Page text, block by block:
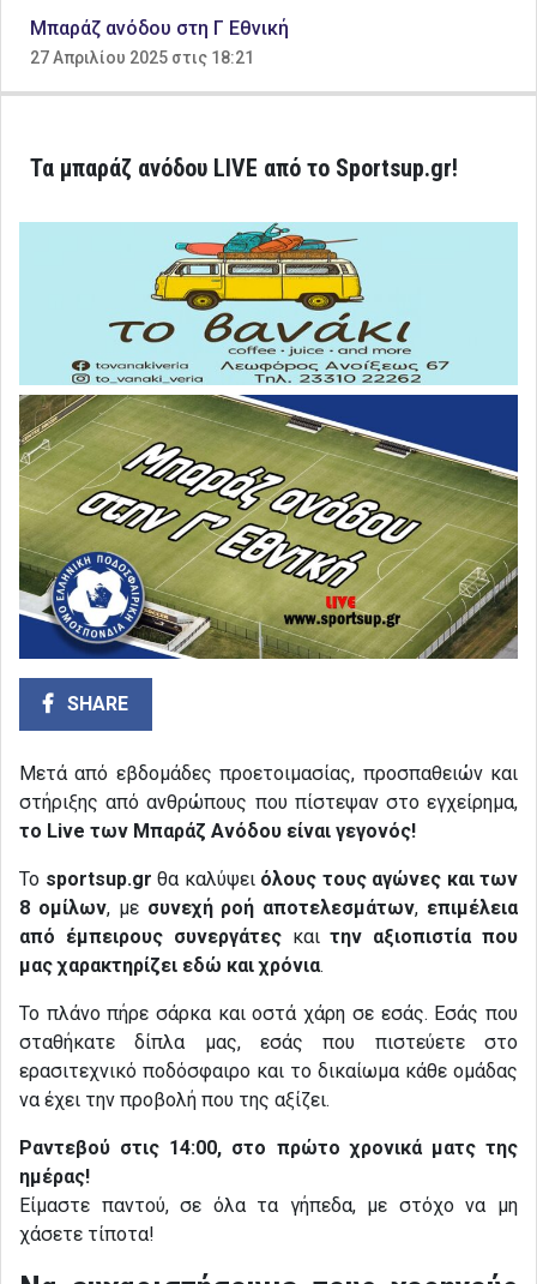
Μπαράζ ανόδου στη Γ Εθνική
27 Απριλίου 2025 στις 18:21
Τα μπαράζ ανόδου LIVE από το Sportsup.gr!
SHARE
Μετά από εβδομάδες προετοιμασίας, προσπαθειών και
στήριξης από ανθρώπους που πίστεψαν στο εγχείρημα,
το Live των Μπαράζ Ανόδου είναι γεγονός!
Το sportsup.gr θα καλύψει όλους τους αγώνες και των
8 ομίλων, με συνεχή ροή αποτελεσμάτων, επιμέλεια
από έμπειρους συνεργάτεςκαιτην αξιοπιστία που
μας χαρακτηρίζει εδώ και χρόνια.
Το πλάνο πήρε σάρκα και οστά χάρη σε εσάς. Εσάς που
σταθήκατε δίπλα μας, εσάς που πιστεύετε στο
ερασιτεχνικό ποδόσφαιρο και το δικαίωμα κάθε ομάδας
να έχει την προβολή που της αξίζει.
Ραντεβού στις 14:00, στο πρώτο χρονικά ματς της
ημέρας!
Είμαστε παντού, σε όλα τα γήπεδα, με στόχο να μη
χάσετε τίποτα!